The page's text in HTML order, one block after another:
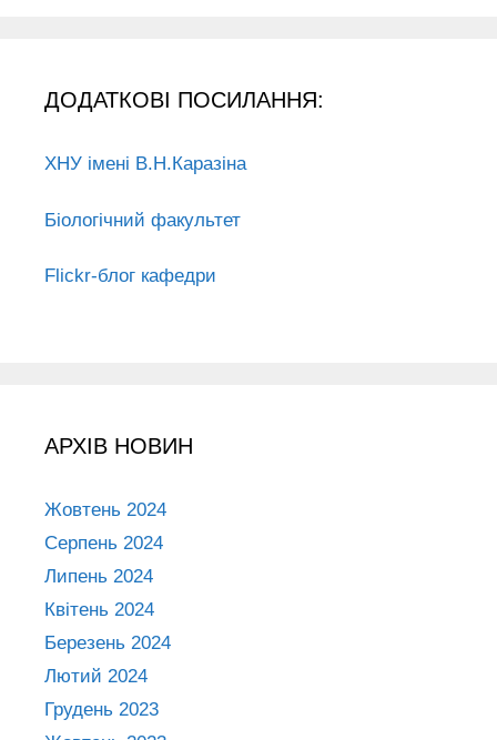
ДОДАТКОВІ ПОСИЛАННЯ:
ХНУ імені В.Н.Каразіна
Біологічний факультет
Flickr-блог кафедри
АРХІВ НОВИН
Жовтень 2024
Серпень 2024
Липень 2024
Квітень 2024
Березень 2024
Лютий 2024
Грудень 2023